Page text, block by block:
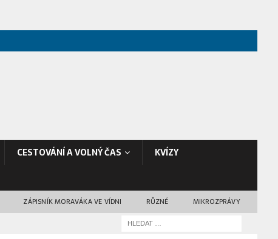
CESTOVÁNÍ A VOLNÝ ČAS
KVÍZY
ZÁPISNÍK MORAVÁKA VE VÍDNI RŮZNÉ MIKROZPRÁVY